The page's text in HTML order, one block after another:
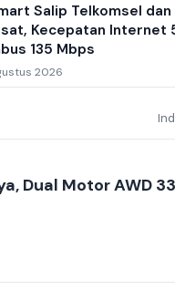
Salip Telkomsel dan
Kecepatan Internet
135 Mbps
2026
Dual Motor AWD